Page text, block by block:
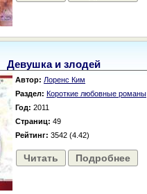
Девушка и злодей
Автор: Лоренс Ким
Раздел: Короткие любовные романы
Год: 2011
Страниц: 49
Рейтинг: 3542 (4.42)
Читать Подробнее